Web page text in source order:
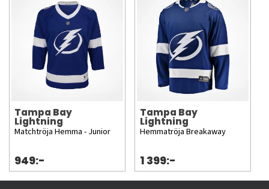
Tampa Bay
Lightning
Matchtröja Hemma - Junior
949:-
Tampa Bay
Lightning
Hemmatröja Breakaway
1 399:-